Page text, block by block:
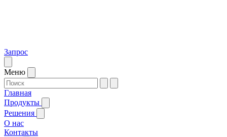
Запрос
Меню
Главная
Продукты
Решения
О нас
Контакты